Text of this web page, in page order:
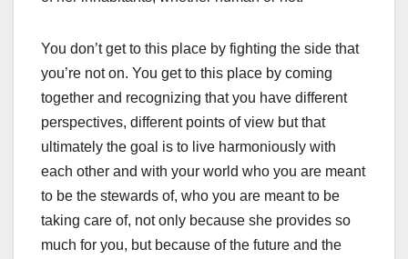
You don’t get to this place by fighting the side that
you’re not on. You get to this place by coming
together and recognizing that you have different
perspectives, different points of view but that
ultimately the goal is to live harmoniously with
each other and with your world who you are meant
to be the stewards of, who you are meant to be
taking care of, not only because she provides so
much for you, but because of the future and the